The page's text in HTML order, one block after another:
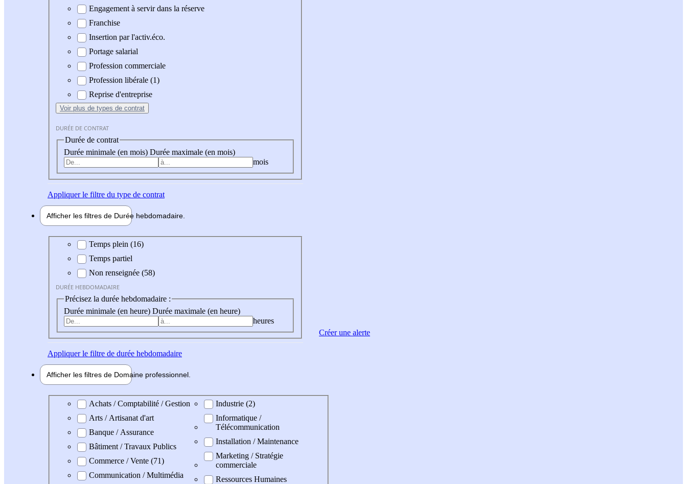
Engagement à servir dans la réserve
Franchise
Insertion par l'activ.éco.
Portage salarial
Profession commerciale
Profession libérale (1)
Reprise d'entreprise
Voir plus de types de contrat
DURÉE DE CONTRAT
Durée de contrat
Durée minimale (en mois) Durée maximale (en mois)
mois
Appliquerle filtre du type de contrat
Afficher les filtres de Durée hebdomadaire
Durée hebdomadaire
Temps plein (16)
Temps partiel
Non renseignée (58)
DURÉE HEBDOMADAIRE
Précisez la durée hebdomadaire :
Durée minimale (en heure) Durée maximale (en heure)
heures
Appliquerle filtre de durée hebdomadaire
Afficher les filtres de Domaine professionnel
Domaine professionel
Achats / Comptabilité / Gestion
Arts / Artisanat d'art
Banque / Assurance
Bâtiment / Travaux Publics
Commerce / Vente (71)
Communication / Multimédia
Industrie (2)
Informatique /
Télécommunication
Installation / Maintenance
Marketing / Stratégie
commerciale
Ressources Humaines
Créer une alerte